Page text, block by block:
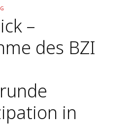
–
des BZI
in